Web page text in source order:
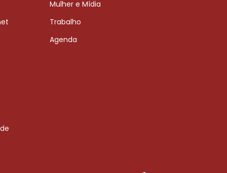
Mulher e Mídia
Trabalho
Agenda